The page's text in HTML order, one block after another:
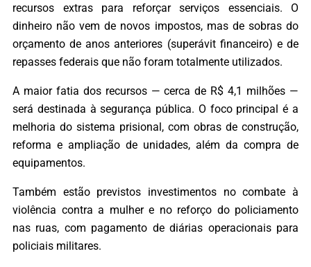
recursos extras para reforçar serviços essenciais. O
dinheiro não vem de novos impostos, mas de sobras do
orçamento de anos anteriores (superávit financeiro) e de
repasses federais que não foram totalmente utilizados.
A maior fatia dos recursos — cerca de R$ 4,1 milhões —
será destinada à segurança pública. O foco principal é a
melhoria do sistema prisional, com obras de construção,
reforma e ampliação de unidades, além da compra de
equipamentos.
Também estão previstos investimentos no combate à
violência contra a mulher e no reforço do policiamento
nas ruas, com pagamento de diárias operacionais para
policiais militares.